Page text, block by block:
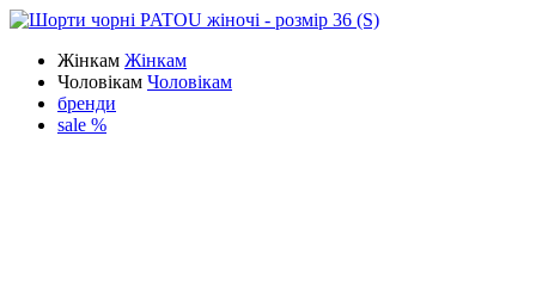
Жінкам Жінкам
Чоловікам Чоловікам
бренди
sale %